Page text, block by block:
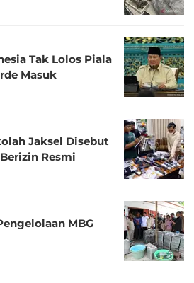
Tak Lolos Piala
Masuk
Jaksel Disebut
Resmi
MBG